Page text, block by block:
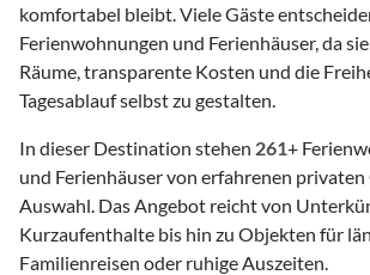
komfortabel bleibt. Viele Gäste
Ferienwohnungen und Ferienhäuser, da
Räume, transparente Kosten und die
Tagesablauf selbst zu gestalten.
In dieser Destination stehen 261+
und Ferienhäuser von erfahrenen
Auswahl. Das Angebot reicht von
Kurzaufenthalte bis hin zu Objekten für
Familienreisen oder ruhige Auszeiten.